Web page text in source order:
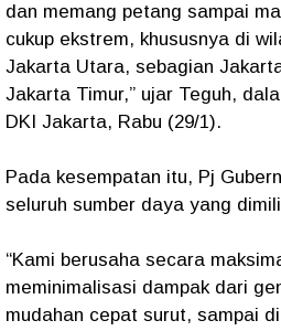
dan memang petang sampai
cukup ekstrem, khususnya di
Jakarta Utara, sebagian
Jakarta Timur,” ujar Teguh,
DKI Jakarta, Rabu (29/1).
Pada kesempatan itu, Pj
seluruh sumber daya yang
“Kami berusaha secara
meminimalisasi dampak dari
mudahan cepat surut, sampai